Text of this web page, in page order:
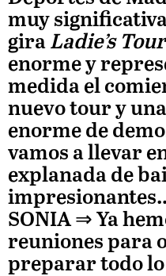
muy
gira Ladie’s
enorme y
medida el
nuevo tour y
enorme de
vamos a llevar
explanada de
SONIA⇒ Ya
reuniones para
preparar todo lo